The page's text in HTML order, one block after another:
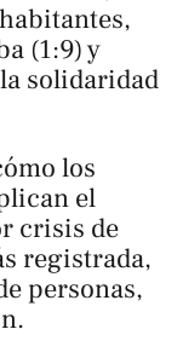
(1:9) y
solidaridad
los
el
crisis de
registrada,
personas,